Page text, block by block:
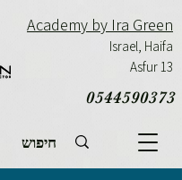
0544590373
Academy by Ira Green
Israel, Haifa
Asfur 13